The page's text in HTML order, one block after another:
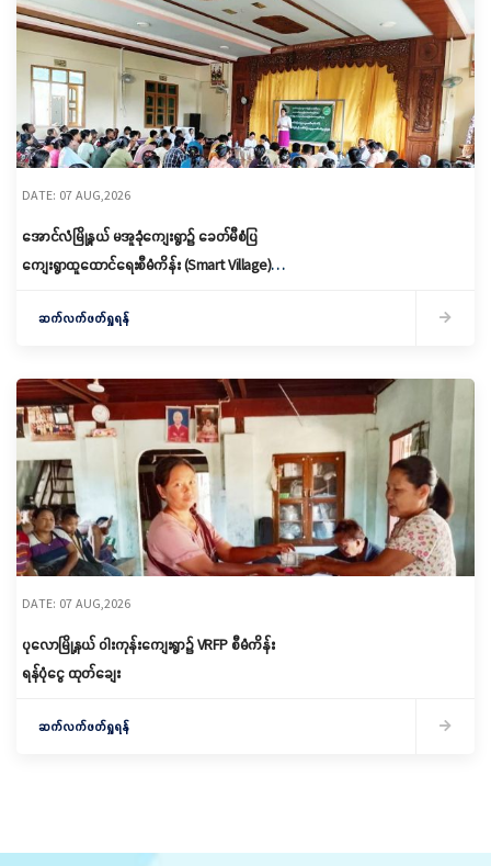
DATE: 07 AUG,2026
အောင်လံမြို့နယ် မအူခုံကျေးရွာ၌ ခေတ်မီစံပြ
ကျေးရွာထူထောင်ရေးစီမံကိန်း (Smart Village)
ဆက်လက်ဖတ်ရှုရန်
DATE: 07 AUG,2026
ပုလောမြို့နယ် ဝါးကုန်းကျေးရွာ၌ ‌VRFP စီမံကိန်း
ရန်ပုံငွေ ထုတ်ချေး
ဆက်လက်ဖတ်ရှုရန်